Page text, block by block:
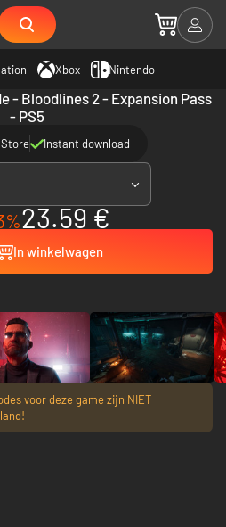
Xbox Nintendo
- Bloodlines 2 - Expansion Pass
- PS5
Instant download
23.59 €
In winkelwagen
voor deze game zijn NIET